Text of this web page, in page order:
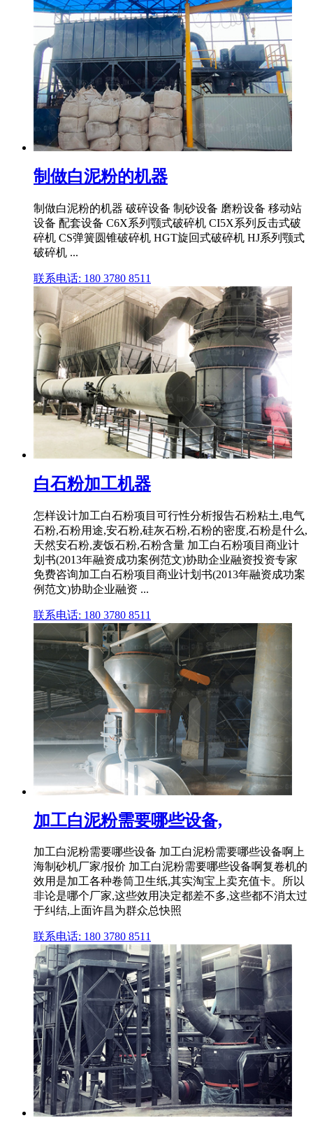
制做白泥粉的机器
制做白泥粉的机器 破碎设备 制砂设备 磨粉设备 移动站
设备 配套设备 C6X系列颚式破碎机 CI5X系列反击式破
碎机 CS弹簧圆锥破碎机 HGT旋回式破碎机 HJ系列颚式
破碎机 ...
联系电话: 180 3780 8511
白石粉加工机器
怎样设计加工白石粉项目可行性分析报告石粉粘土,电气
石粉,石粉用途,安石粉,硅灰石粉,石粉的密度,石粉是什么,
天然安石粉,麦饭石粉,石粉含量 加工白石粉项目商业计
划书(2013年融资成功案例范文)协助企业融资投资专家
免费咨询加工白石粉项目商业计划书(2013年融资成功案
例范文)协助企业融资 ...
联系电话: 180 3780 8511
加工白泥粉需要哪些设备,
加工白泥粉需要哪些设备 加工白泥粉需要哪些设备啊上
海制砂机厂家/报价 加工白泥粉需要哪些设备啊复卷机的
效用是加工各种卷筒卫生纸,其实淘宝上卖充值卡。所以
非论是哪个厂家,这些效用决定都差不多,这些都不消太过
于纠结,上面许昌为群众总快照
联系电话: 180 3780 8511